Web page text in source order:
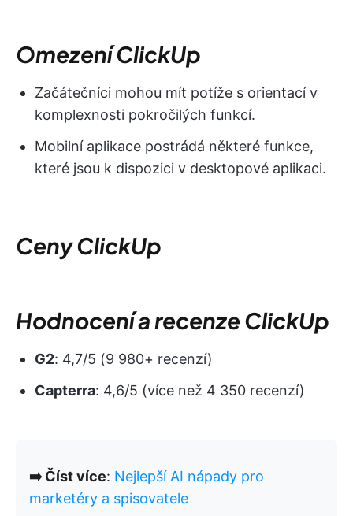
Omezení ClickUp
Začátečníci mohou mít potíže s orientací v
komplexnosti pokročilých funkcí.
Mobilní aplikace postrádá některé funkce,
které jsou k dispozici v desktopové aplikaci.
Ceny ClickUp
Hodnocení a recenze ClickUp
G2: 4,7/5 (9 980+ recenzí)
Capterra: 4,6/5 (více než 4 350 recenzí)
➡️ Číst více: Nejlepší AI nápady pro
marketéry a spisovatele